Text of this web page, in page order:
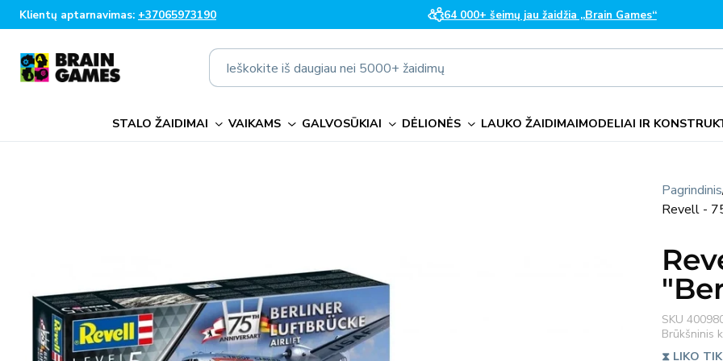
Eiti į
turinį
Klientų aptarnavimas: +37065973190 64 000+ šeimų jau žaidžia „Brain Games“
Ieškokite iš daugiau nei 5000+ žaidimų
STALO ŽAIDIMAI VAIKAMS GALVOSŪKIAI DĖLIONĖS LAUKO ŽAIDIMAIMODELIAI IR
Pagrindinis
Revell -
SKU
Brūkšninis
⧗ LIKO